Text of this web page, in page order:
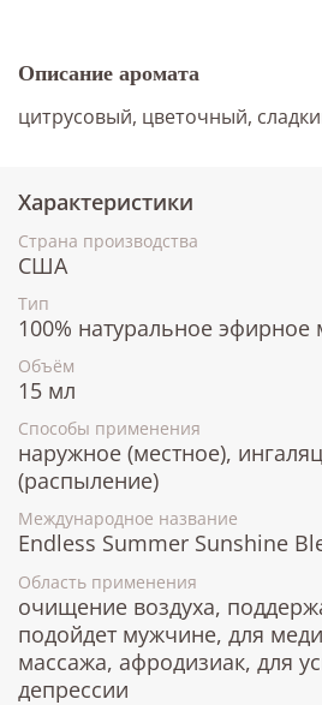
Описание аромата
цитрусовый, цветочный,
Характеристики
Страна производства
США
Тип
100% натуральное эфирное
Объём
15 мл
Способы применения
наружное (местное),
(распыление)
Международное название
Endless Summer Sunshine
Область применения
очищение воздуха,
подойдет мужчине, для
массажа, афродизиак, для
депрессии